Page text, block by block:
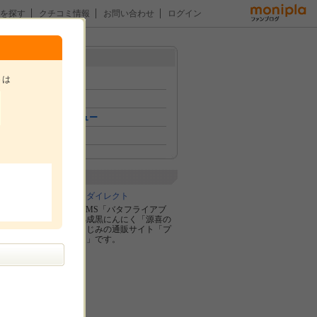
探す クチコミ情報 お問い合わせ ログイン
メニュー
おためしレビュー
株式会社プライムダイレクト
TVで話題の腹筋EMS「バタフライアブ
ス」や青森県産熟成黒にんにく「源喜の
一粒」などでおなじみの通販サイト「プ
ライムダイレクト」です。